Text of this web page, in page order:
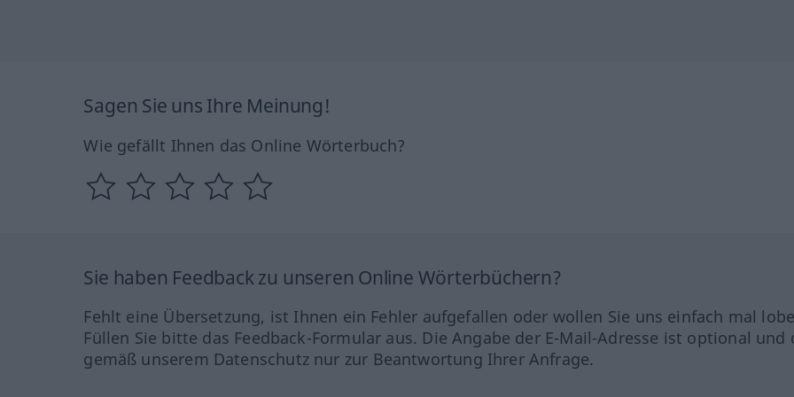
Sagen Sie uns Ihre Meinung!
Wie gefällt Ihnen das Online Wörterbuch?
Sie haben Feedback zu unseren Online Wörterbüchern?
Fehlt eine Übersetzung, ist Ihnen ein Fehler aufgefallen oder wollen Sie uns einfach mal
Füllen Sie bitte das Feedback-Formular aus. Die Angabe der E-Mail-Adresse ist optional und
gemäß unserem Datenschutz nur zur Beantwortung Ihrer Anfrage.